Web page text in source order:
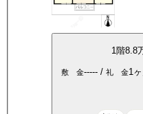
1 階8.8
敷 金-----/ 礼 金1ヶ